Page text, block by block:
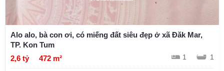
Alo alo, bà con ơi, có miếng đất siêu đẹp ở xã Đăk Mar,
TP. Kon Tum
2,6 tỷ
472 m² 1 1